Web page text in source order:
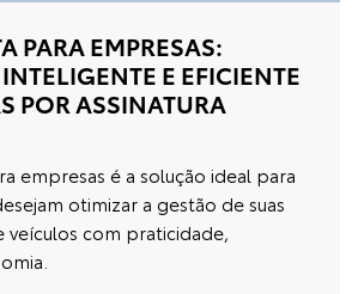
PARA EMPRESAS:
E EFICIENTE
POR ASSINATURA
empresas é a solução ideal para
otimizar a gestão de suas
veículos com praticidade,